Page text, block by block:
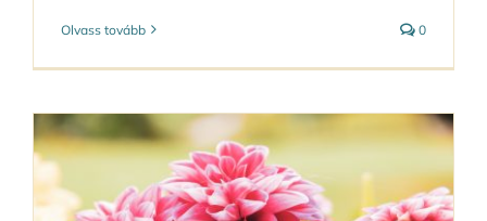
Olvass tovább 0